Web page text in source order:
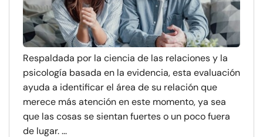
Respaldada por la ciencia de las relaciones y la
psicología basada en la evidencia, esta evaluación
ayuda a identificar el área de su relación que
merece más atención en este momento, ya sea
que las cosas se sientan fuertes o un poco fuera
de lugar. ...